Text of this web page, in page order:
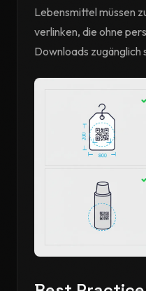
Lebensmittel müssen
verlinken, die ohne
Downloads zugänglich